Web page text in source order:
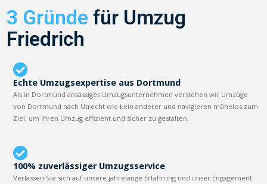
3 Gründe für Umzug
Friedrich
Echte Umzugsexpertise aus Dortmund
Als in Dortmund ansässiges Umzugsunternehmen verstehen wir Umzüge
von Dortmund nach Utrecht wie kein anderer und navigieren mühelos zum
Ziel, um Ihren Umzug effizient und sicher zu gestalten.
100% zuverlässiger Umzugsservice
Verlassen Sie sich auf unsere jahrelange Erfahrung und unser Engagement